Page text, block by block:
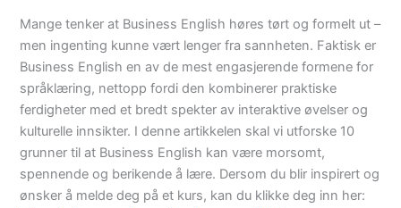
Mange tenker at Business English høres tørt og formelt ut –
men ingenting kunne vært lenger fra sannheten. Faktisk er
Business English en av de mest engasjerende formene for
språklæring, nettopp fordi den kombinerer praktiske
ferdigheter med et bredt spekter av interaktive øvelser og
kulturelle innsikter. I denne artikkelen skal vi utforske 10
grunner til at Business English kan være morsomt,
spennende og berikende å lære. Dersom du blir inspirert og
ønsker å melde deg på et kurs, kan du klikke deg inn her: